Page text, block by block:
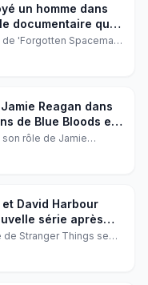
pour la maman de trois
un homme dans
documentaire qui
oubliée
'Forgotten Spaceman'
Ehsas révèle un
afghane : l'envoi d'un
une fierté nationale
Reagan dans
de Blue Bloods en
rôle de Jamie
Blue. Donnie
sur les réseaux
David Harbour
série après
Stranger Things se
tease un nouveau projet
et explique pourquoi